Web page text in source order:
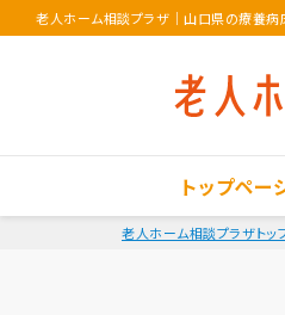
老人ホーム相談プラザ ｜山口県の療養病
トップペー
老人ホーム相談プラザトッ